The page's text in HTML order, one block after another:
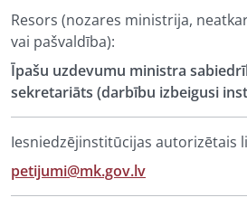
Resors (nozares ministrija,
vai pašvaldība):
Īpašu uzdevumu ministra
sekretariāts (darbību izbeigusi
Iesniedzējinstitūcijas autorizētais
petijumi@mk.gov.lv